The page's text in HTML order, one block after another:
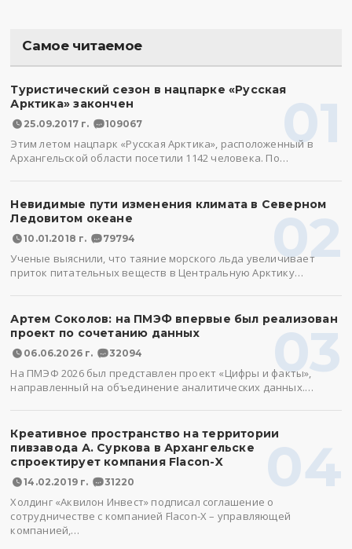
Самое читаемое
01
Туристический сезон в нацпарке «Русская
Арктика» закончен
25.09.2017 г. 109067
Этим летом нацпарк «Русская Арктика», расположенный в
Архангельской области посетили 1142 человека. По…
02
Невидимые пути изменения климата в Северном
Ледовитом океане
10.01.2018 г. 79794
Ученые выяснили, что таяние морского льда увеличивает
приток питательных веществ в Центральную Арктику…
03
Артем Соколов: на ПМЭФ впервые был реализован
проект по сочетанию данных
06.06.2026 г. 32094
На ПМЭФ 2026 был представлен проект «Цифры и факты»,
направленный на объединение аналитических данных.…
04
Креативное пространство на территории
пивзавода А. Суркова в Архангельске
спроектирует компания Flacon-X
14.02.2019 г. 31220
Холдинг «Аквилон Инвест» подписал соглашение о
сотрудничестве с компанией Flacon-X – управляющей
компанией,…